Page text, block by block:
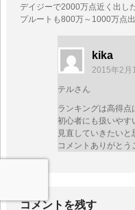
デイジーで2000万点近く出し
プルートも800万～1000万点
kika
2015年2月
テルさん
ランキングは高得点
初心者にも扱いやす
見直していきたいと
コメントありがとう
コメントを残す